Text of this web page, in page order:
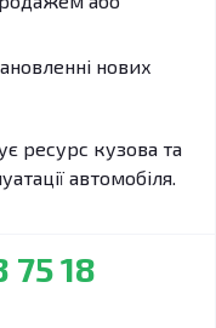
нових
ресурс кузова та
автомобіля.
75 18